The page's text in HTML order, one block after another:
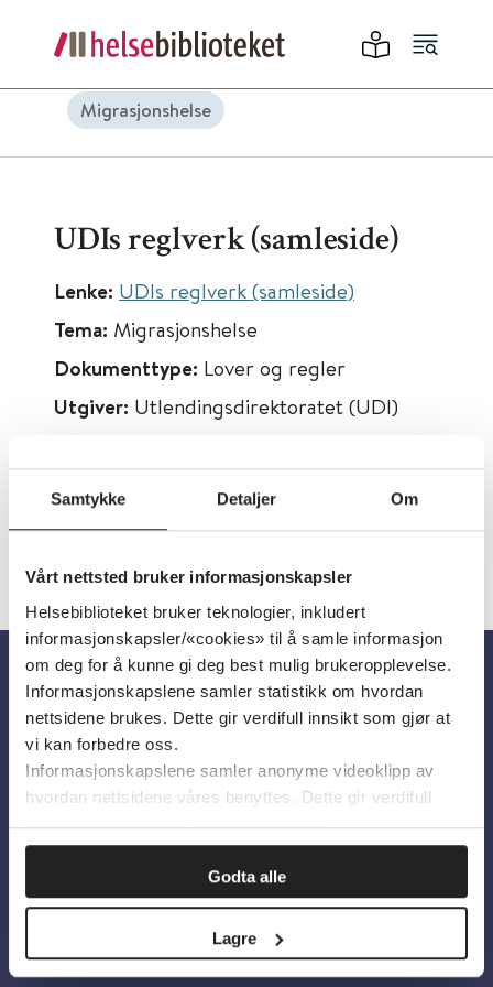
Samtykke Detaljer Om
Vårt nettsted bruker informasjonskapsler
Helsebiblioteket bruker teknologier, inkludert
informasjonskapsler/«cookies» til å samle informasjon
om deg for å kunne gi deg best mulig brukeropplevelse.
Informasjonskapslene samler statistikk om hvordan
nettsidene brukes. Dette gir verdifull innsikt som gjør at
vi kan forbedre oss.
Informasjonskapslene samler anonyme videoklipp av
hvordan nettsidene våres benyttes. Dette gir verdifull
innsikt som gjør at vi kan forbedre oss.
Godta alle
Lagre
Migrasjonshelse
UDIs reglverk (samleside)
Lenke: UDIs reglverk (samleside)
Tema: Migrasjonshelse
Dokumenttype: Lover og regler
Utgiver: Utlendingsdirektoratet (UDI)
Om oss
Om Helsebiblioteket
Tilgjengelighetserklæring
Information in English
Bilder fra Colourbox.com